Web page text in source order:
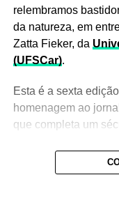
relembramos
da natureza, em
Zatta Fieker, da
(UFSCar).
Esta é a sexta
homenagem ao
que completa um